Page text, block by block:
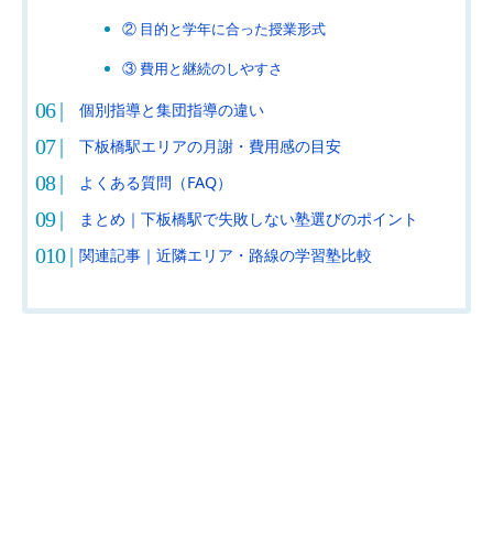
② 目的と学年に合った授業形式
③ 費用と継続のしやすさ
個別指導と集団指導の違い
下板橋駅エリアの月謝・費用感の目安
よくある質問（FAQ）
まとめ｜下板橋駅で失敗しない塾選びのポイント
関連記事｜近隣エリア・路線の学習塾比較